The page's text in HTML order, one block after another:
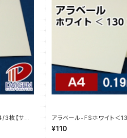
3枚【サン
アラベール-FSホワイト＜
プル販売】
¥110